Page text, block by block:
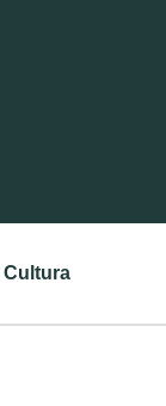
Cultura